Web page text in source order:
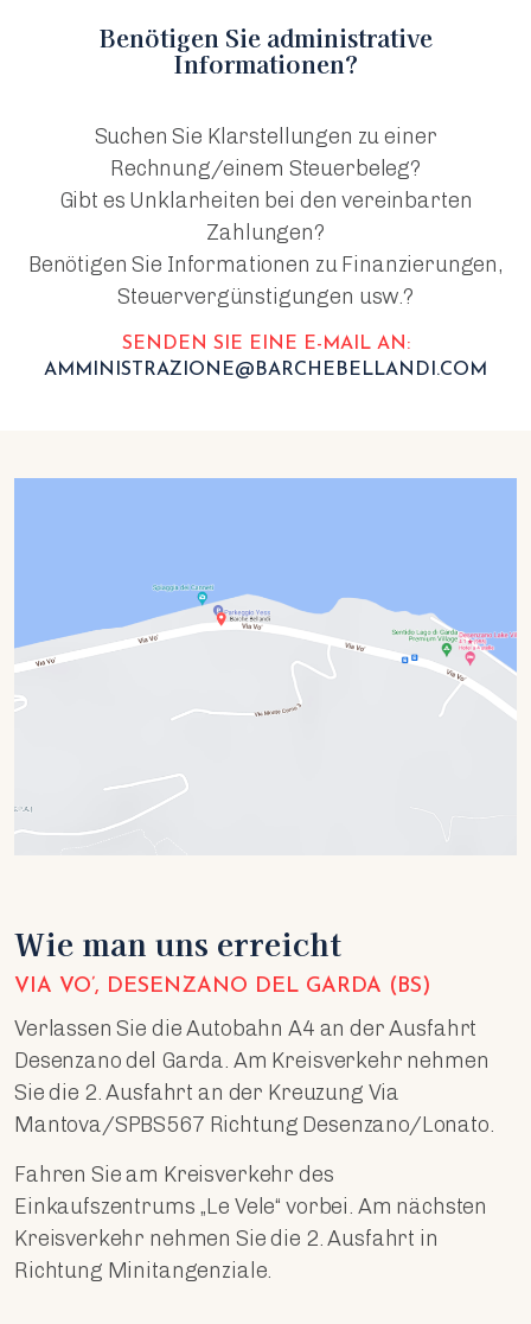
Benötigen Sie administrative
Informationen?
Suchen Sie Klarstellungen zu einer
Rechnung/einem Steuerbeleg?
Gibt es Unklarheiten bei den vereinbarten
Zahlungen?
Benötigen Sie Informationen zu Finanzierungen,
Steuervergünstigungen usw.?
SENDEN SIE EINE E-MAIL AN:
AMMINISTRAZIONE@BARCHEBELLANDI.COM
Wie man uns erreicht
VIA VO’, DESENZANO DEL GARDA (BS)
Verlassen Sie die Autobahn A4 an der Ausfahrt
Desenzano del Garda. Am Kreisverkehr nehmen
Sie die 2. Ausfahrt an der Kreuzung Via
Mantova/SPBS567 Richtung Desenzano/Lonato.
Fahren Sie am Kreisverkehr des
Einkaufszentrums „Le Vele“ vorbei. Am nächsten
Kreisverkehr nehmen Sie die 2. Ausfahrt in
Richtung Minitangenziale.